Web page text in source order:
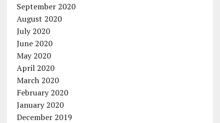
September 2020
August 2020
July 2020
June 2020
May 2020
April 2020
March 2020
February 2020
January 2020
December 2019